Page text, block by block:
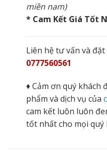
miền nam)
* Cam Kết Giá Tốt
Liên hệ tư vấn và đặt
0777560561
♦ Cảm ơn quý khách
phẩm và dịch vụ của
cam kết luôn luôn
tốt nhất cho mọi quý